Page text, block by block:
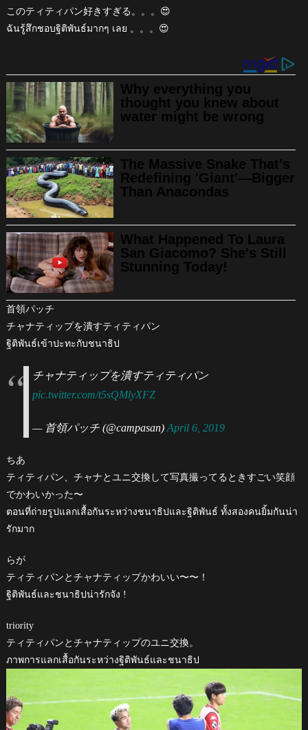
このティティパン好きすぎる。。。😍
ฉันรู้สึกชอบฐิติพันธ์มากๆ เลย 。。。😍
首領パッチ
チャナティップを潰すティティパン
ฐิติพันธ์เข้าปะทะกับชนาธิป
チャナティップを潰すティティパン
pic.twitter.com/t5sQMlyXFZ
— 首領パッチ (@campasan) April 6, 2019
ちあ
ティティパン、チャナとユニ交換して写真撮ってるときすごい笑顔
でかわいかった〜
ตอนที่ถ่ายรูปแลกเสื้อกันระหว่างชนาธิปและฐิติพันธ์ ทั้งสองคนยิ้มกันน่า
รักมาก
らが
ティティパンとチャナティップかわいい〜〜！
ฐิติพันธ์และชนาธิปน่ารักจัง !
triority
ティティパンとチャナティップのユニ交換。
ภาพการแลกเสื้อกันระหว่างฐิติพันธ์และชนาธิป